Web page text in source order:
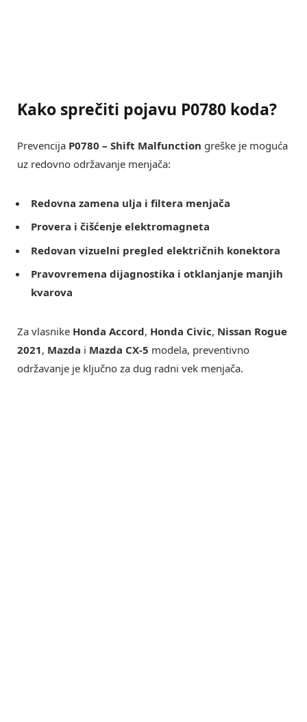
Kako sprečiti pojavu P0780 koda?
Prevencija P0780 – Shift Malfunction greške je moguća
uz redovno održavanje menjača:
Redovna zamena ulja i filtera menjača
Provera i čišćenje elektromagneta
Redovan vizuelni pregled električnih konektora
Pravovremena dijagnostika i otklanjanje manjih
kvarova
Za vlasnike Honda Accord, Honda Civic, Nissan Rogue
2021, Mazda i Mazda CX-5 modela, preventivno
održavanje je ključno za dug radni vek menjača.